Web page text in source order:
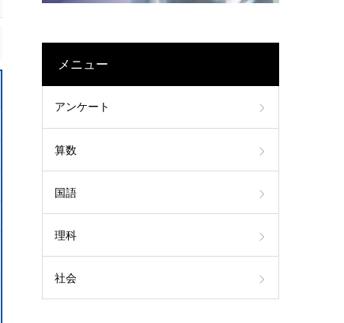
メニュー
アンケート
算数
国語
理科
社会